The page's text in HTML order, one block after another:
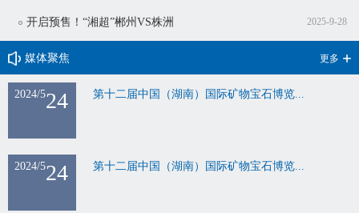
开启预售！“湘超”郴州VS株洲 2025-9-28
媒体聚焦 更多
24
2024/5 第十二届中国（湖南）国际矿物宝石博览...
24
2024/5 第十二届中国（湖南）国际矿物宝石博览...